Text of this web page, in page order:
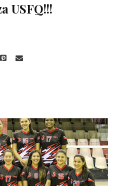
USFQ!!!